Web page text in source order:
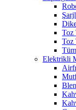
Toz
Toz
Elektrikli